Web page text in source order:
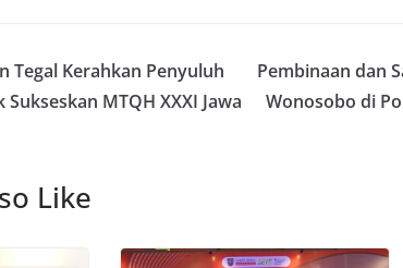
Tegal Kerahkan Penyuluh
MTQH XXXI Jawa
Pembinaan dan
Wonosobo di
Like